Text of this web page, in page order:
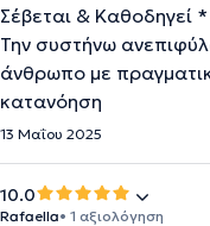
Σέβεται & Καθοδηγεί
Την συστήνω
άνθρωπο με
κατανόηση
13 Μαΐου 2025
10.0
Rafaella• 1 αξιολόγηση